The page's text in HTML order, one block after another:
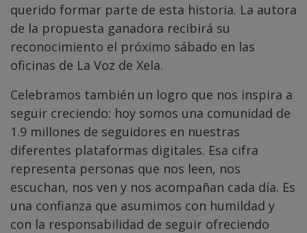
querido formar parte de esta historia. La autora
de la propuesta ganadora recibirá su
reconocimiento el próximo sábado en las
oficinas de La Voz de Xela.
Celebramos también un logro que nos inspira a
seguir creciendo: hoy somos una comunidad de
1.9 millones de seguidores en nuestras
diferentes plataformas digitales. Esa cifra
representa personas que nos leen, nos
escuchan, nos ven y nos acompañan cada día. Es
una confianza que asumimos con humildad y
con la responsabilidad de seguir ofreciendo